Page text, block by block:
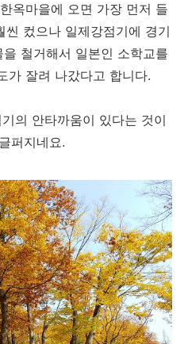
옥마을에 오면 가장 먼저 들
컸으나 일제강점기에 경기
철거해서 일본인 소학교를
가 잘려 나갔다고 합니다.
의 안타까움이 있다는 것이
퍼지네요.